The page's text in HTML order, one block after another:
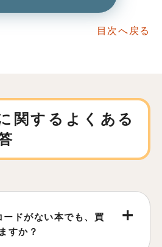
目次へ戻る
関する よくある
ドがない本でも、買
すか？